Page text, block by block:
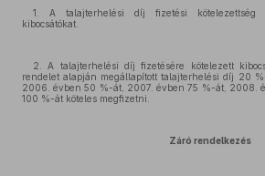
1. A talajterhelési díj fizetési kötelezettség
kibocsátókat.
2. A talajterhelési díj fizetésére kötelezett
rendelet alapján megállapított talajterhelési díj 20
2006. évben 50 %-át, 2007. évben 75 %-át, 2008.
100 %-át köteles megfizetni.
Záró rendelkezés